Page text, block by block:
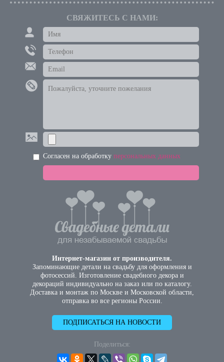
СВЯЖИТЕСЬ С НАМИ:
Согласен на обработку персональных данных
Интернет-магазин от производителя.
Запоминающие детали на свадьбу для оформления и
фотосессий. Изготовление свадебного декора и
декораций индивидуально на заказ или по каталогу.
Доставка и монтаж по Москве и Московской области,
отправка во все регионы России.
ПОДПИСАТЬСЯ НА НОВОСТИ
Поделиться: